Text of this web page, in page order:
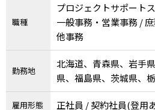
職種
プロジェクトサポート
一般事務・営業事務 /
他事務
勤務地
北海道、青森県、岩手
県、福島県、茨城県、
千葉県、東京都、神奈
川県、福井県、山梨県
雇用形態 正社員 / 契約社員(登用
就労移行支援サービス
障害別専門支援の就労移行支援サー
採用をお考えの企業様はこちら